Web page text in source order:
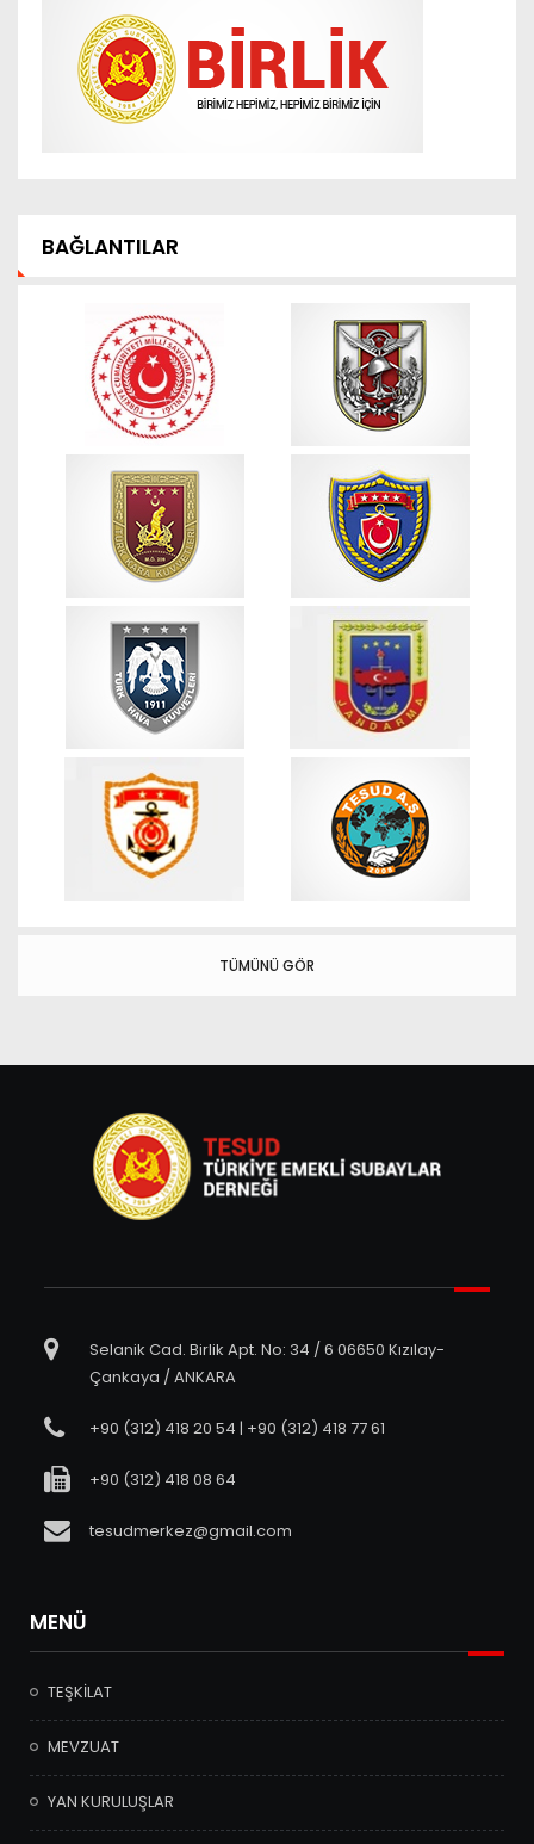
BAĞLANTILAR
TÜMÜNÜ GÖR
Selanik Cad. Birlik Apt. No: 34 / 6 06650 Kızılay-
Çankaya / ANKARA
+90 (312) 418 20 54 | +90 (312) 418 77 61
+90 (312) 418 08 64
tesudmerkez@gmail.com
MENÜ
TEŞKİLAT
MEVZUAT
YAN KURULUŞLAR